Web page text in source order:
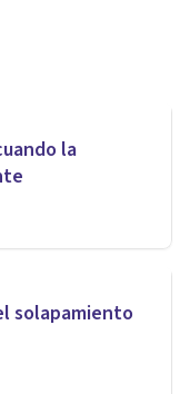
la
solapamiento